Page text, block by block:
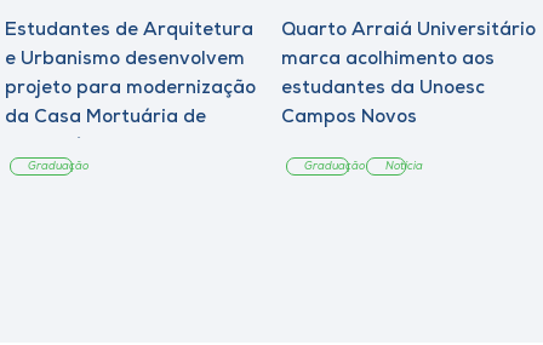
Estudantes de Arquitetura
e Urbanismo desenvolvem
projeto para modernização
da Casa Mortuária de
Graduação
Quarto Arraiá Universitário
marca acolhimento aos
estudantes da Unoesc
Campos Novos
Graduação Notícia